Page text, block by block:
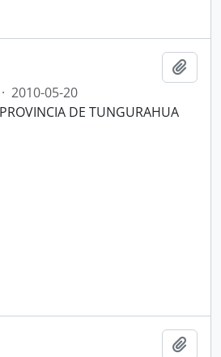
· 2010-05-20
DE TUNGURAHUA